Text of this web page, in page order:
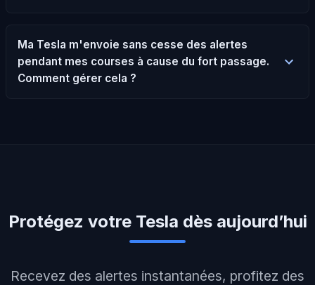
Ma Tesla m'envoie sans cesse des alertes
pendant mes courses à cause du fort passage.
Comment gérer cela ?
Protégez votre Tesla dès aujourd’hui
Recevez des alertes instantanées, profitez des